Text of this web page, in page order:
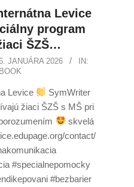
Levice
program
ŠZŠ…
JANUÁRA 2026
IN:
Levice
SymWriter
žiaci ŠZŠ s MŠ pri
skvelá
contact/
#specialnepomocky
#bezbarier